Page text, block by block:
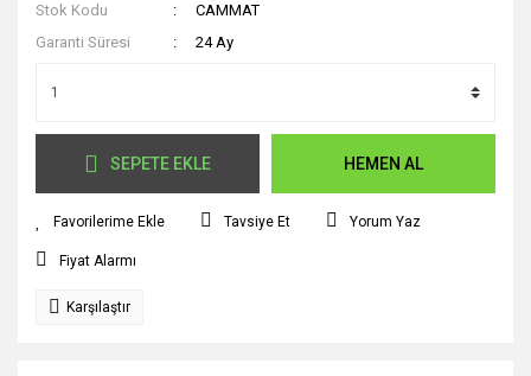
Stok Kodu
CAMMAT
Garanti Süresi
24 Ay
SEPETE EKLE HEMEN AL
Tavsiye Et Yorum Yaz
Fiyat Alarmı
Karşılaştır